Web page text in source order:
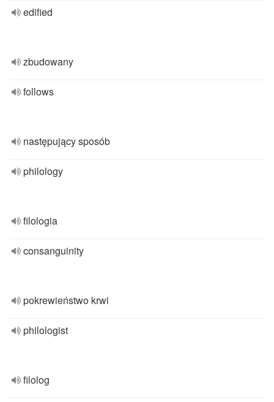
edified
zbudowany
follows
następujący sposób
philology
filologia
consanguinity
pokrewieństwo krwi
philologist
filolog